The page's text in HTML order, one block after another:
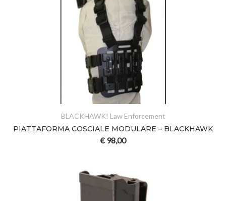
BLACKHAWK! Law Enforcement
PIATTAFORMA COSCIALE MODULARE – BLACKHAWK
€ 98,00